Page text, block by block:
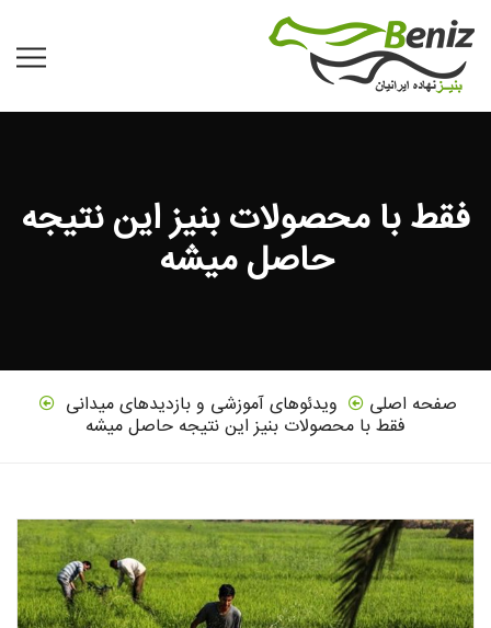
فقط با محصولات بنیز این نتیجه
حاصل میشه
صفحه اصلی ویدئوهای آموزشی و بازدیدهای میدانی
فقط با محصولات بنیز این نتیجه حاصل میشه